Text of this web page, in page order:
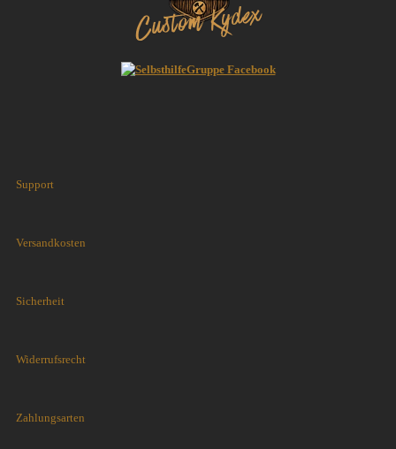
Support
Versandkosten
Sicherheit
Widerrufsrecht
Zahlungsarten